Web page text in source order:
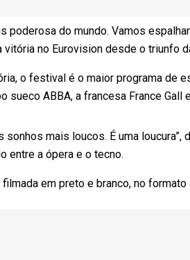
poderosa do mundo. Vamos
no Eurovision desde o triunfo
o festival é o maior programa de
sueco ABBA, a francesa France Gall
mais loucos. É uma loucura”,
entre a ópera e o tecno.
em preto e branco, no